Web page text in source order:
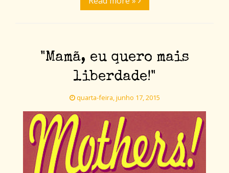
"Mamã, eu quero mais
liberdade!"
quarta-feira, junho 17, 2015